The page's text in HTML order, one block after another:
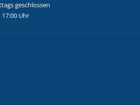
geschlossen
17:00 Uhr